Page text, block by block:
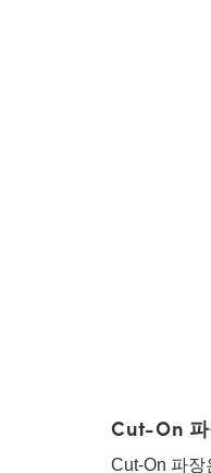
Cut-On
Cut-On 파장